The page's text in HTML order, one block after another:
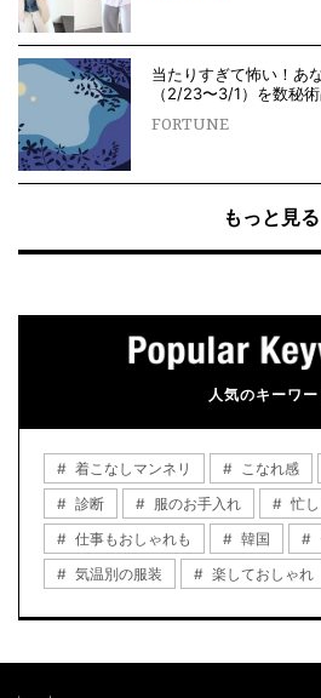
当たりすぎて怖い！あ
（2/23〜3/1）を数秘
FORTUNE
もっと見る
人気のキーワー
着こなしマンネリ こなれ感
診断
服のお手入れ
忙
仕事もおしゃれも
韓国
気温別の服装
楽しておしゃれ